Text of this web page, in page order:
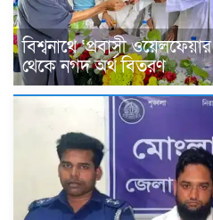
বিশ্বনাথে ‘প্রবাসী
থেকে নগদ অর্থ বিতরণ